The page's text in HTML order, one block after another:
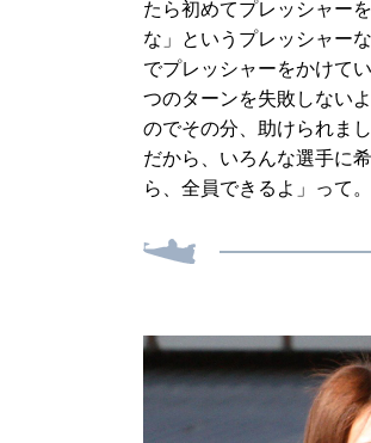
たら初めてプレッシャー
な」というプレッシャー
でプレッシャーをかけて
つのターンを失敗しない
のでその分、助けられま
だから、いろんな選手に
ら、全員できるよ」って